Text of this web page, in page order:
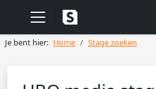
Je bent hier: Home Stage zoeken